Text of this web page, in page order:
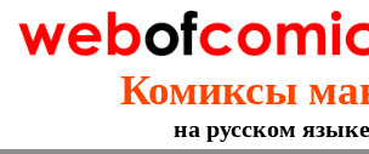
Комиксы
на русском языке